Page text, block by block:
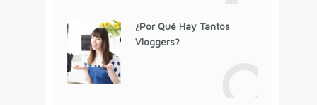
¿Por Qué Hay Tantos
Vloggers?